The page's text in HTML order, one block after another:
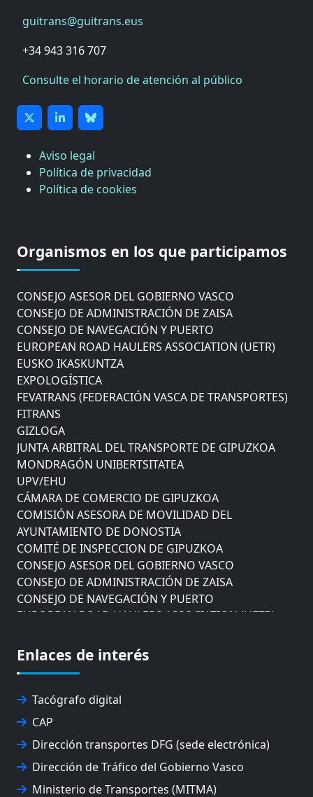
guitrans@guitrans.eus
+34 943 316 707
Consulte el horario de atención al público
Aviso legal
Política de privacidad
Política de cookies
Organismos en los que participamos
COMISIÓN ASESORA DE MOVILIDAD DEL
AYUNTAMIENTO DE DONOSTIA
COMITÉ DE INSPECCION DE GIPUZKOA
CONSEJO ASESOR DEL GOBIERNO VASCO
CONSEJO DE ADMINISTRACIÓN DE ZAISA
CONSEJO DE NAVEGACIÓN Y PUERTO
EUROPEAN ROAD HAULERS ASSOCIATION (UETR)
EUSKO IKASKUNTZA
EXPOLOGÍSTICA
FEVATRANS (FEDERACIÓN VASCA DE TRANSPORTES)
FITRANS
GIZLOGA
JUNTA ARBITRAL DEL TRANSPORTE DE GIPUZKOA
MONDRAGÓN UNIBERTSITATEA
UPV/EHU
CÁMARA DE COMERCIO DE GIPUZKOA
COMISIÓN ASESORA DE MOVILIDAD DEL
AYUNTAMIENTO DE DONOSTIA
COMITÉ DE INSPECCION DE GIPUZKOA
CONSEJO ASESOR DEL GOBIERNO VASCO
CONSEJO DE ADMINISTRACIÓN DE ZAISA
CONSEJO DE NAVEGACIÓN Y PUERTO
EUROPEAN ROAD HAULERS ASSOCIATION (UETR)
EXPOLOGÍSTICA
FEVATRANS (FEDERACIÓN VASCA DE TRANSPORTES)
FITRANS
GIZLOGA
MONDRAGÓN UNIBERTSITATEA
UPV/EHU
Enlaces de interés
Tacógrafo digital
CAP
Dirección transportes DFG (sede electrónica)
Dirección de Tráfico del Gobierno Vasco
Ministerio de Transportes (MITMA)